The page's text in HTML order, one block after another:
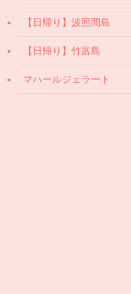
【日帰り】波照間島
【日帰り】竹富島
マハールジェラート